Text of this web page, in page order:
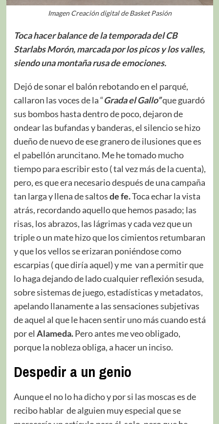
Imagen Creación digital de Basket Pasión
Toca hacer balance de la temporada del CB
Starlabs Morón, marcada por los picos y los valles,
siendo una montaña rusa de emociones.
Dejó de sonar el balón rebotando en el parqué,
callaron las voces de la “Grada el Gallo”que guardó
sus bombos hasta dentro de poco, dejaron de
ondear las bufandas y banderas, el silencio se hizo
dueño de nuevo de ese granero de ilusiones que es
el pabellón aruncitano. Me he tomado mucho
tiempo para escribir esto ( tal vez más de la cuenta),
pero, es que era necesario después de una campaña
tan larga y llena de saltosde fe.Toca echar la vista
atrás, recordando aquello que hemos pasado; las
risas, los abrazos, las lágrimas y cada vez que un
triple o un mate hizo que los cimientos retumbaran
y que los vellos se erizaran poniéndose como
escarpias ( que diría aquel) y me van a permitir que
lo haga dejando de lado cualquier reflexión sesuda,
sobre sistemas de juego, estadísticas y metadatos,
apelando llanamente a las sensaciones subjetivas
de aquel al que le hacen sentir uno más cuando está
por el Alameda.Pero antes me veo obligado,
porque la nobleza obliga, a hacer un inciso.
Despedir a un genio
Aunque el no lo ha dicho y por si las moscas es de
recibo hablar de alguien muy especial que se